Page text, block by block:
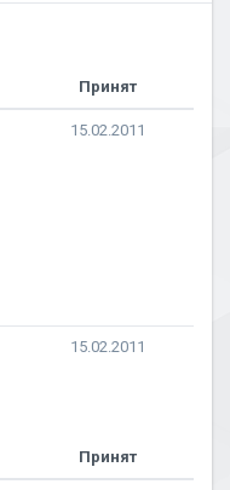
Принят
15.02.2011
15.02.2011
Принят